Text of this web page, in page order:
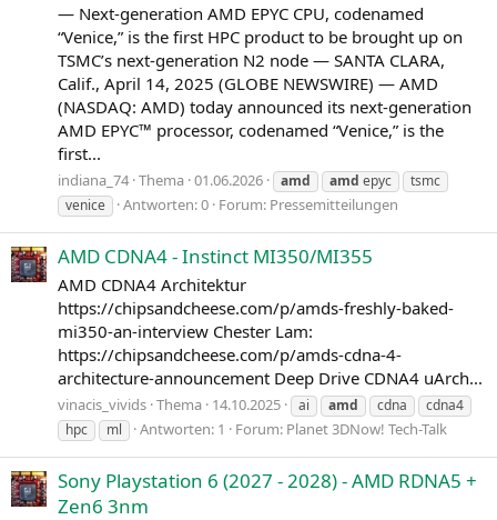
— Next-generation AMD EPYC CPU, codenamed
“Venice,” is the first HPC product to be brought up on
TSMC’s next-generation N2 node — SANTA CLARA,
Calif., April 14, 2025 (GLOBE NEWSWIRE) — AMD
(NASDAQ: AMD) today announced its next-generation
AMD EPYC™ processor, codenamed “Venice,” is the
first...
indiana_74 Thema 01.06.2026 amd amd epyc
tsmc
venice
Antworten: 0 Forum: Pressemitteilungen
AMD CDNA4 - Instinct MI350/MI355
AMD CDNA4 Architektur
https://chipsandcheese.com/p/amds-freshly-baked-
mi350-an-interview Chester Lam:
https://chipsandcheese.com/p/amds-cdna-4-
architecture-announcement Deep Drive CDNA4 uArch...
vinacis_vivids Thema 14.10.2025 ai amd cdna
cdna4
hpc
ml Antworten: 1 Forum: Planet 3DNow! Tech-Talk
Sony Playstation 6 (2027 - 2028) - AMD RDNA5 +
Zen6 3nm